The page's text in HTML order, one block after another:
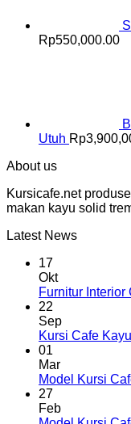
Rp550,000.00
Utuh Rp
About us
Kursicafe.net
makan kayu solid
Latest News
17
Okt
Furnitur Interior
22
Sep
Kursi Cafe
01
Mar
Model Kursi
27
Feb